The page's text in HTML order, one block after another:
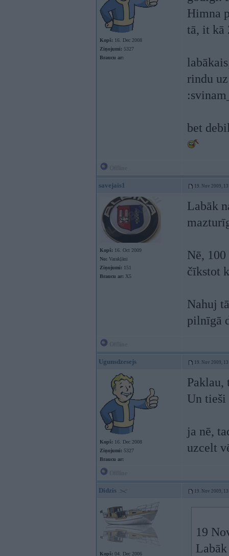
Kopš: 16. Dec 2008
Ziņojumi: 5327
Braucu ar:
Himna
tā, it kā
rindu
bet
savejais1 19. Nov 2009,
Kopš: 16. Oct 2009
No: Varakļāni
Ziņojumi: 151
Braucu ar: X5
Labāk
Nē,
čīkstot
Nahuj
pilnīgā
Ugunsdzesejs 19. Nov 2009,
Kopš: 16. Dec 2008
Ziņojumi: 5327
Braucu ar:
Paklau,
Un tieši
ja nē,
uzcelt
Didzis 19. Nov 2009,
Kopš: 04. Dec 2006
19